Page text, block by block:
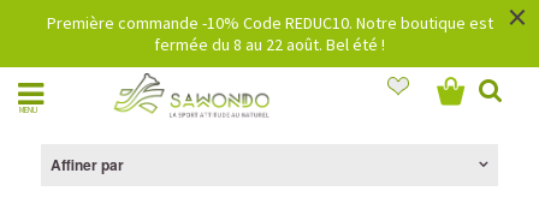
Première commande -10% Code REDUC10. Notre boutique est
fermée du 8 au 22 août. Bel été !
×
MENU
Affiner par